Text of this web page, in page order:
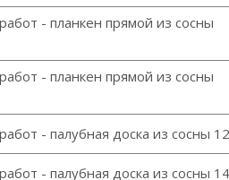
- планкен прямой из сосны
- планкен прямой из сосны
- палубная доска из сосны
- палубная доска из сосны